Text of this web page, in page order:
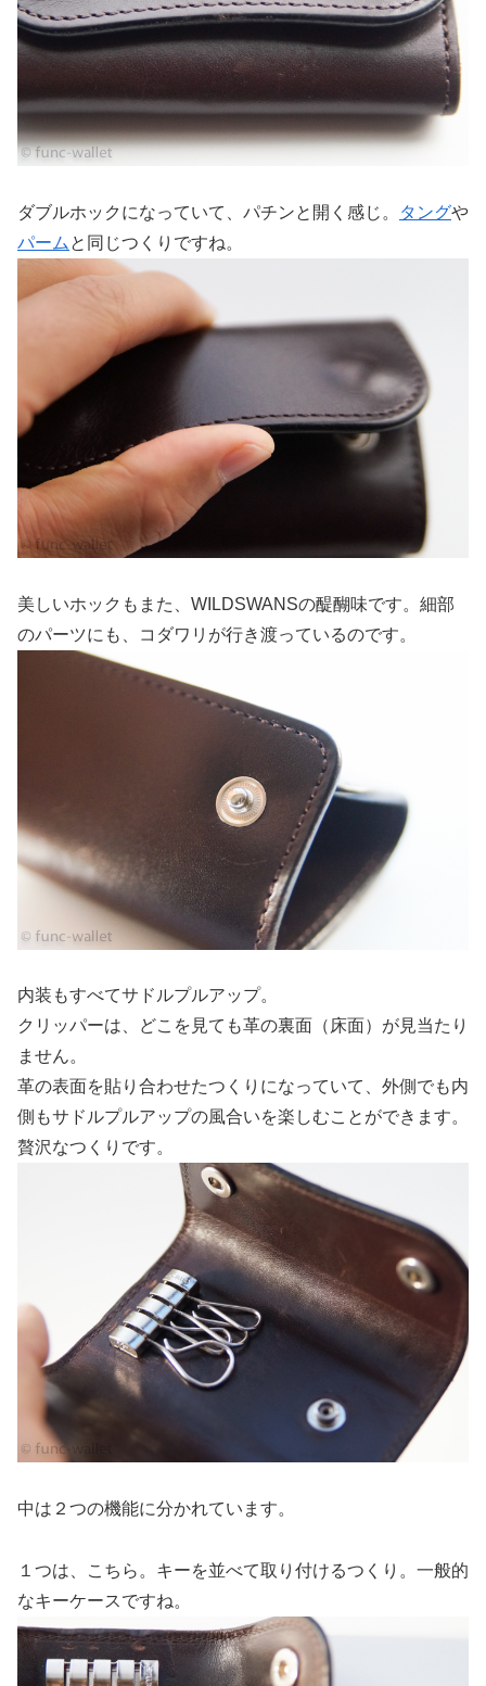
ダブルホックになっていて、パチンと開く感じ。 タングや
パーム と同じつくりですね。
美しいホックもまた、WILDSWANSの醍醐味です。細部
のパーツにも、コダワリが行き渡っているのです。
内装もすべてサドルプルアップ。
クリッパーは、どこを見ても革の裏面（床面）が見当たり
ません。
革の表面を貼り合わせたつくりになっていて、外側でも内
側もサドルプルアップの風合いを楽しむことができます。
贅沢なつくりです。
中は２つの機能に分かれています。
１つは、こちら。キーを並べて取り付けるつくり。一般的
なキーケースですね。